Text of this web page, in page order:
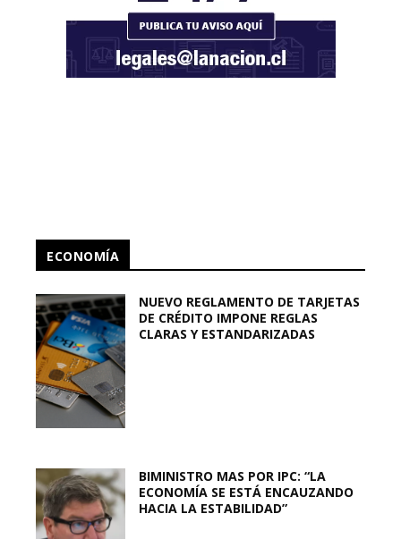
ECONOMÍA
NUEVO REGLAMENTO DE TARJETAS
DE CRÉDITO IMPONE REGLAS
CLARAS Y ESTANDARIZADAS
BIMINISTRO MAS POR IPC: “LA
ECONOMÍA SE ESTÁ ENCAUZANDO
HACIA LA ESTABILIDAD”